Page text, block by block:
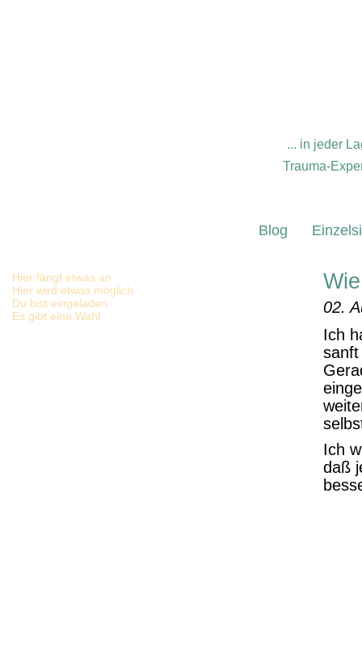
... in jeder
Trauma-
Blog
Hier fängt etwas an
Hier wird etwas möglich
Du bist eingeladen
Es gibt eine Wahl
02.
Ich
Ich
daß